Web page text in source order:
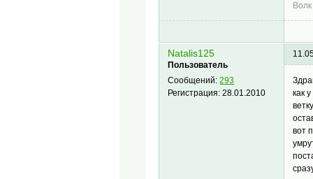
Natalis125
Пользователь
Сообщений:293
Регистрация:28.01.2010
как у
вот